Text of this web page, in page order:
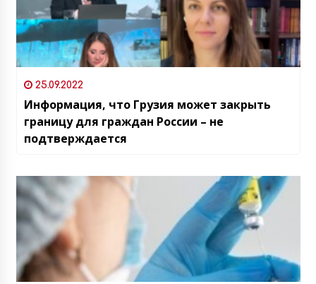
25.09.2022
Информация, что Грузия может закрыть
границу для граждан России – не
подтверждается